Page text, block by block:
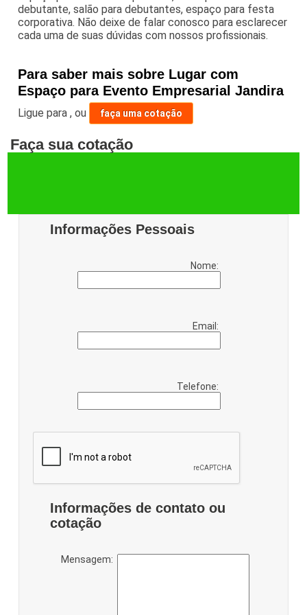
debutante, salão para debutantes, espaço para festa
corporativa. Não deixe de falar conosco para esclarecer
cada uma de suas dúvidas com nossos profissionais.
Para saber mais sobre Lugar com
Espaço para Evento Empresarial Jandira
Ligue para,ou faça uma cotação
Faça sua cotação
Informações Pessoais
Nome:
Email:
Telefone:
Informações de contato ou
cotação
Mensagem: